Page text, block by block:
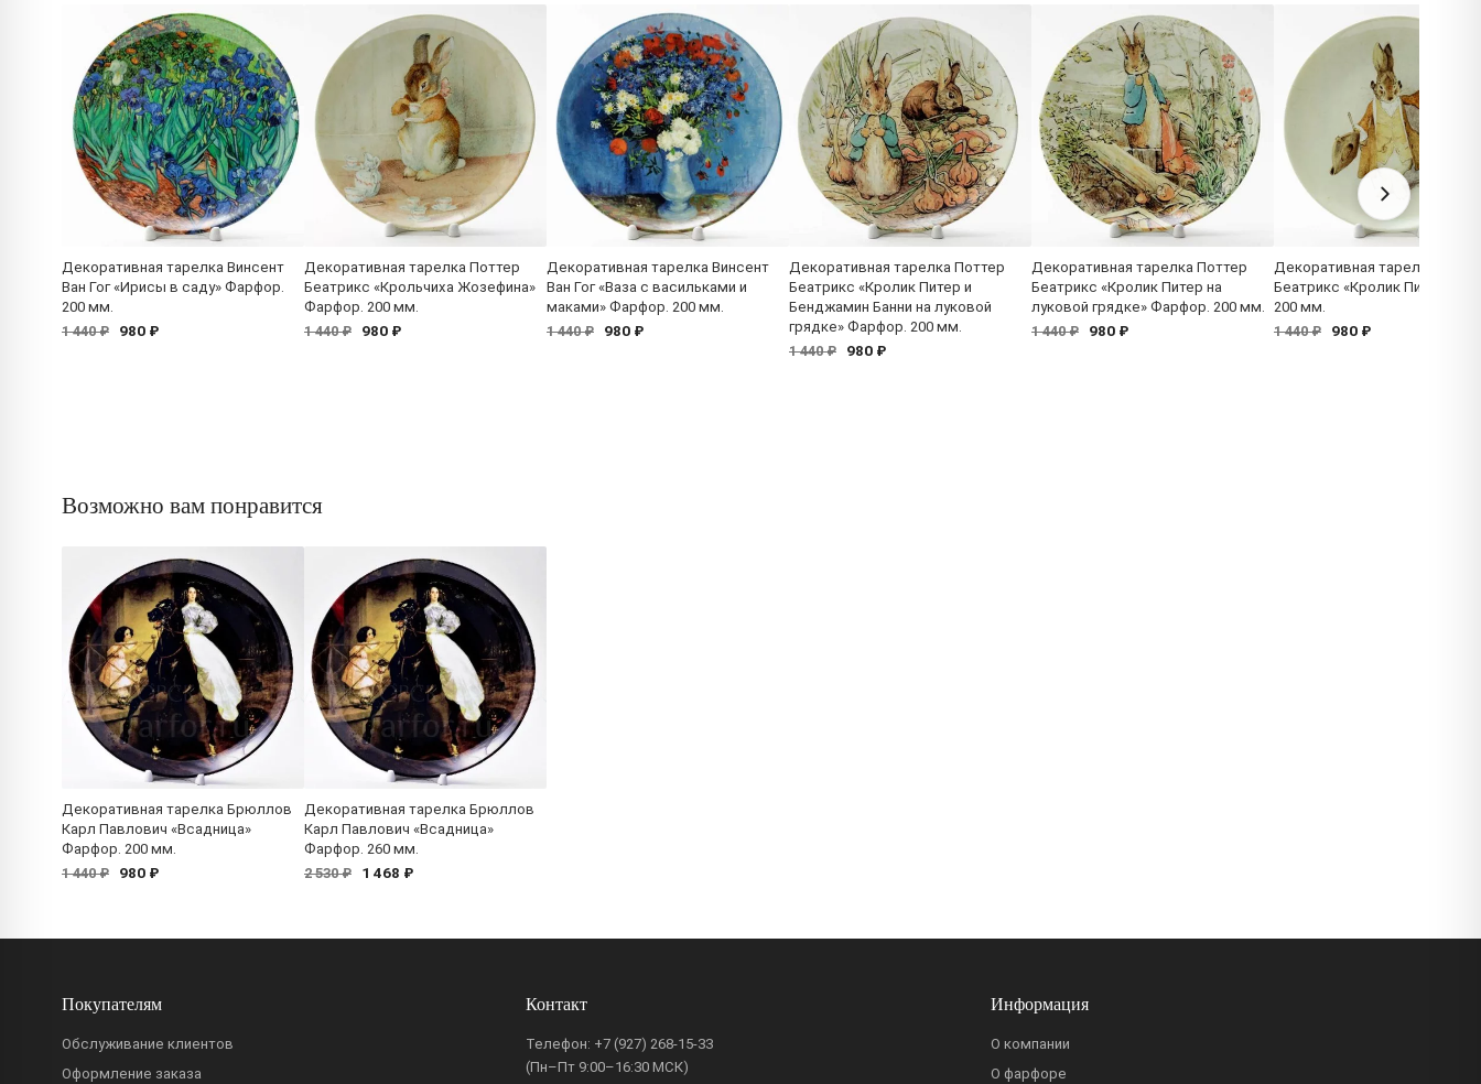
Декоративная тарелка Винсент
Ван Гог «Ирисы в саду» Фарфор.
200 мм.
1 440 ₽
980 ₽
Декоративная тарелка Поттер
Беатрикс «Крольчиха Жозефина»
Фарфор. 200 мм.
1 440 ₽
980 ₽
Декоративная тарелка Винсент
Ван Гог «Ваза с васильками и
маками» Фарфор. 200 мм.
1 440 ₽
980 ₽
Декоративная тарелка Поттер
Беатрикс «Кролик Питер и
Бенджамин Банни на луковой
грядке» Фарфор. 200 мм.
1 440 ₽
980 ₽
Декоративная тарелка Поттер
Беатрикс «Кролик Питер на
луковой грядке» Фарфор. 200 мм.
1 440 ₽
980 ₽
Декоративная тарелка
Беатрикс «Кролик Питер»
200 мм.
1 440 ₽
980 ₽
Возможно вам понравится
Декоративная тарелка Брюллов
Карл Павлович «Всадница»
Фарфор. 200 мм.
1 440 ₽
980 ₽
Декоративная тарелка Брюллов
Карл Павлович «Всадница»
Фарфор. 260 мм.
2 530 ₽
1 468 ₽
Покупателям
Обслуживание клиентов
Оформление заказа
Контакт
Телефон: +7 (927) 268-15-33
(Пн–Пт 9:00–16:30 МСК)
Информация
О компании
О фарфоре